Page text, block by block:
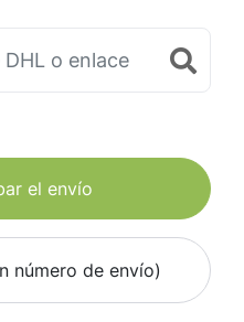
el envío
número de envío)